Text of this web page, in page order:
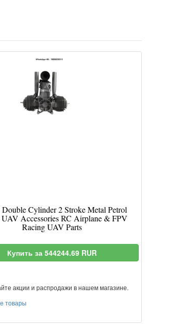
Double Cylinder 2 Stroke Metal Petrol
Accessories RC Airplane & FPV
Racing UAV Parts
Купить за 544244.69 RUR
акции и распродажи в нашем магазине.
товары